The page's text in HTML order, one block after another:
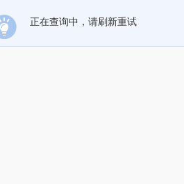
正在查询中，请刷新重试